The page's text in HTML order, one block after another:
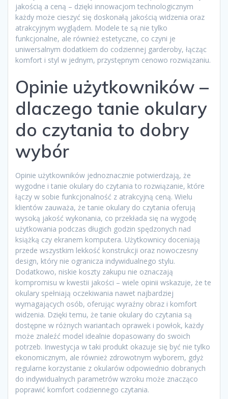
jakością a ceną – dzięki innowacjom technologicznym
każdy może cieszyć się doskonałą jakością widzenia oraz
atrakcyjnym wyglądem. Modele te są nie tylko
funkcjonalne, ale również estetyczne, co czyni je
uniwersalnym dodatkiem do codziennej garderoby, łącząc
komfort i styl w jednym, przystępnym cenowo rozwiązaniu.
Opinie użytkowników –
dlaczego tanie okulary
do czytania to dobry
wybór
Opinie użytkowników jednoznacznie potwierdzają, że
wygodne i tanie okulary do czytania to rozwiązanie, które
łączy w sobie funkcjonalność z atrakcyjną ceną. Wielu
klientów zauważa, że tanie okulary do czytania oferują
wysoką jakość wykonania, co przekłada się na wygodę
użytkowania podczas długich godzin spędzonych nad
książką czy ekranem komputera. Użytkownicy doceniają
przede wszystkim lekkość konstrukcji oraz nowoczesny
design, który nie ogranicza indywidualnego stylu.
Dodatkowo, niskie koszty zakupu nie oznaczają
kompromisu w kwestii jakości – wiele opinii wskazuje, że te
okulary spełniają oczekiwania nawet najbardziej
wymagających osób, oferując wyraźny obraz i komfort
widzenia. Dzięki temu, że tanie okulary do czytania są
dostępne w różnych wariantach oprawek i powłok, każdy
może znaleźć model idealnie dopasowany do swoich
potrzeb. Inwestycja w taki produkt okazuje się być nie tylko
ekonomicznym, ale również zdrowotnym wyborem, gdyż
regularne korzystanie z okularów odpowiednio dobranych
do indywidualnych parametrów wzroku może znacząco
poprawić komfort codziennego czytania.